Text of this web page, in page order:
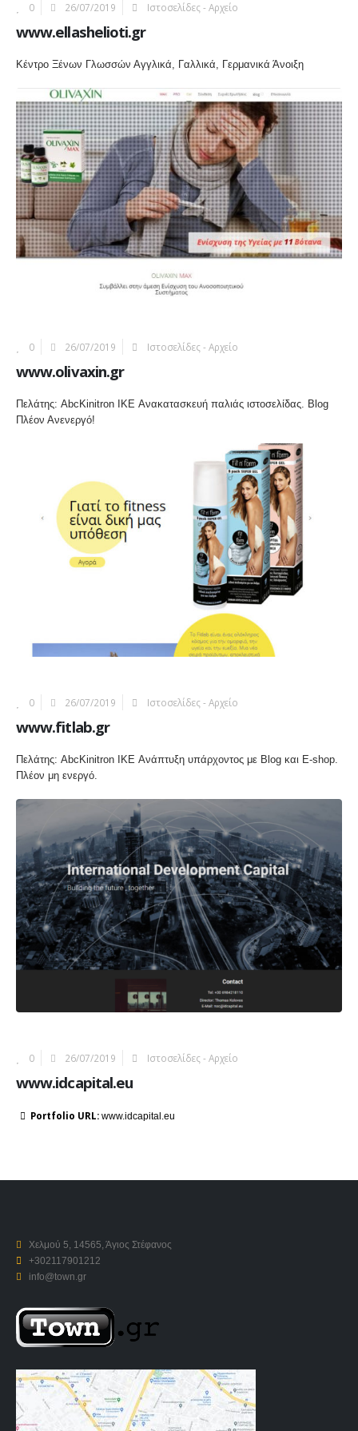
0 26/07/2019 Ιστοσελίδες - Αρχείο
www.ellashelioti.gr
Κέντρο Ξένων Γλωσσών Αγγλικά, Γαλλικά, Γερμανικά Άνοιξη
More Information
0 26/07/2019 Ιστοσελίδες - Αρχείο
www.olivaxin.gr
Πελάτης: AbcKinitron IKE Ανακατασκευή παλιάς ιστοσελίδας. Blog
Πλέον Ανενεργό!
0 26/07/2019 Ιστοσελίδες - Αρχείο
www.fitlab.gr
Πελάτης: AbcKinitron IKE Ανάπτυξη υπάρχοντος με Blog και E-shop.
Πλέον μη ενεργό.
More Information
0 26/07/2019 Ιστοσελίδες - Αρχείο
www.idcapital.eu
More Information
Portfolio URL: www.idcapital.eu
Χελμού 5, 14565, Άγιος Στέφανος
+302117901212
info@town.gr